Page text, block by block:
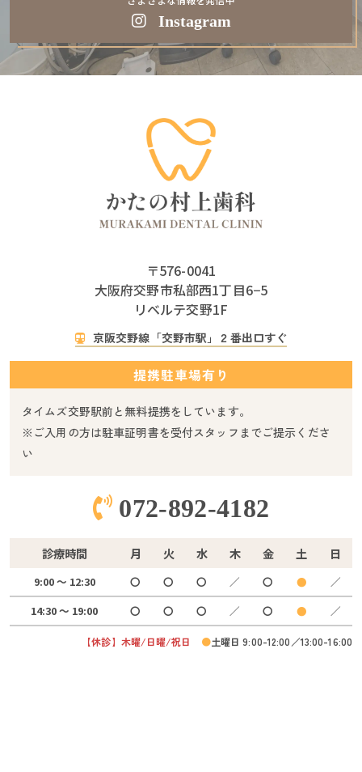
Instagram
〒576-0041
大阪府交野市私部西1丁目6−5
リベルテ交野1F
京阪交野線「交野市駅」２番出口すぐ
提携駐車場有り
タイムズ交野駅前と無料提携をしています。
※ご入用の方は駐車証明書を受付スタッフまでご提示くださ
い
072-892-4182
診療時間 月 火 水 木 金 土 日
9:00 ～ 12:30 〇 〇 〇 ／ 〇 ●
／
14:30 ～ 19:00
〇 〇 〇 ／ 〇 ● ／
【休診】木曜/日曜/祝日 ●土曜日 9:00-12:00／13:00-16:00